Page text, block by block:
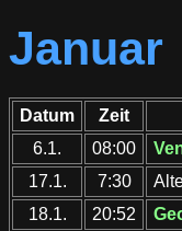
Januar
Datum Zeit
6.1.
08:00
17.1.
7:30
18.1.
20:52